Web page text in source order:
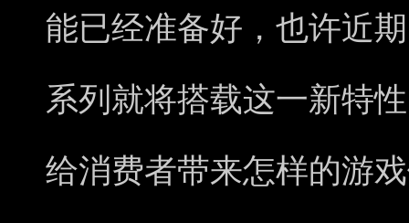
能已经准备好，也许近
系列就将搭载这一新特
给消费者带来怎样的游